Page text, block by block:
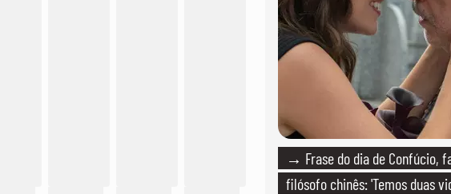
→ Frase do dia de Confúcio,
filósofo chinês: 'Temos duas